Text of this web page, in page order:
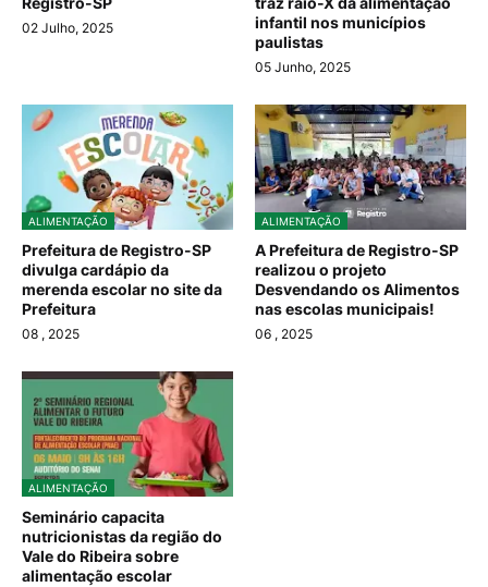
02 Julho, 2025
infantil nos municípios
paulistas
05 Junho, 2025
ALIMENTAÇÃO
Prefeitura de Registro-SP
divulga cardápio da
merenda escolar no site da
Prefeitura
08 , 2025
ALIMENTAÇÃO
A Prefeitura de Registro-SP
realizou o projeto
Desvendando os Alimentos
nas escolas municipais!
06 , 2025
ALIMENTAÇÃO
Seminário capacita
nutricionistas da região do
Vale do Ribeira sobre
alimentação escolar